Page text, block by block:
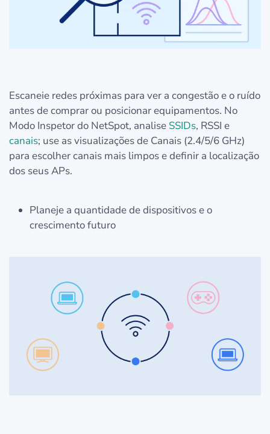
Escaneie redes próximas para ver a congestão e o ruído
antes de comprar ou posicionar equipamentos. No
Modo Inspetor do NetSpot, analise SSIDs, RSSI e
canais; use as visualizações de Canais (2.4/5/6 GHz)
para escolher canais mais limpos e definir a localização
dos seus APs.
Planeje a quantidade de dispositivos e o
crescimento futuro